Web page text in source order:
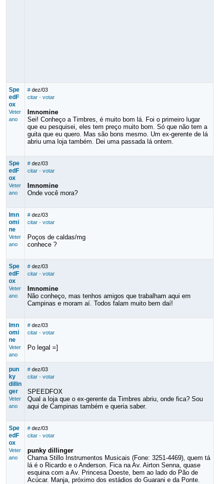
Spe
edF
ox
Veter
ano
# dez/03
citar· votar
Imnomine
Sei! Conheço a Timbres, é muito bom lá. Foi o primeiro lugar
que eu pesquisei, eles tem preço muito bom. Só que não tem a
guita que eu quero. Mas são bons mesmo. Um ex-gerente de lá
abriu uma loja também. Dei uma passada lá ontem.
Spe
edF
ox
Veter
ano
# dez/03
citar· votar
Imnomine
Onde você mora?
Imn
omi
ne
Veter
ano
# dez/03
citar· votar
Poços de caldas/mg
conhece ?
Spe
edF
ox
Veter
ano
# dez/03
citar· votar
Imnomine
Não conheço, mas tenhos amigos que trabalham aqui em
Campinas e moram aí. Todos falam muito bem daí!
Imn
omi
ne
Veter
ano
# dez/03
citar· votar
Po legal =]
pun
ky
dillin
ger
Veter
ano
# dez/03
citar· votar
SPEEDFOX
Qual a loja que o ex-gerente da Timbres abriu, onde fica? Sou
aqui de Campinas também e queria saber.
Spe
edF
ox
Veter
ano
# dez/03
citar· votar
punky dillinger
Chama Stillo Instrumentos Musicais (Fone: 3251-4469), quem tá
lá é o Ricardo e o Anderson. Fica na Av. Airton Senna, quase
esquina com a Av. Princesa Doeste, bem ao lado do Pão de
Acúcar. Manja, próximo dos estádios do Guarani e da Ponte.